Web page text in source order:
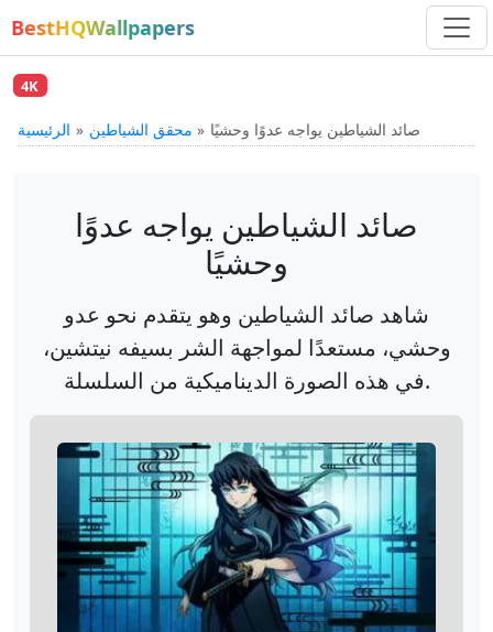
BestHQWallpapers
4K
الرئيسية محقق الشياطين صائد الشياطين يواجه عدوًا وحشيًا
صائد الشياطين يواجه عدوًا
وحشيًا
شاهد صائد الشياطين وهو يتقدم نحو عدو
وحشي، مستعدًا لمواجهة الشر بسيفه نيتشين،
في هذه الصورة الديناميكية من السلسلة.